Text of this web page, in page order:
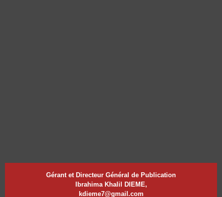
Gérant et Directeur Général de Publication
Ibrahima Khalil DIEME,
kdieme7@gmail.com